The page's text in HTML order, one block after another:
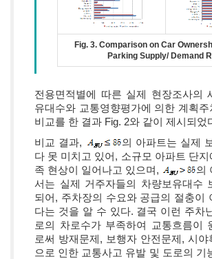
Fig. 3. Comparison on Car
Parking Supply/ Demand
전용면적별에 따른 실제 현장조사의
유대수와 교통영향평가에 의한 계획주
비교를 한 결과 Fig. 2와 같이 제시되었
비교 결과,
의 아파트는 실제
다 못 미치고 있어, 소규모 아파트 단
족 현상이 일어나고 있으며,
의
서는 실제 거주자들의 차량보유대수
되어, 주차장의 수요와 공급의 절충이
다는 것을 알 수 있다. 결국 이런 주차
로의 차로수가 부족하여 교통흐름이
로써 방재문제, 보행자 안전문제, 시야
으로 인한 교통사고 유발 및 도로의 기